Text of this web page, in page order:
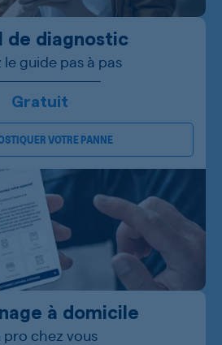
de diagnostic
le guide pas à pas
Gratuit
VOTRE PANNE
à domicile
pro chez vous